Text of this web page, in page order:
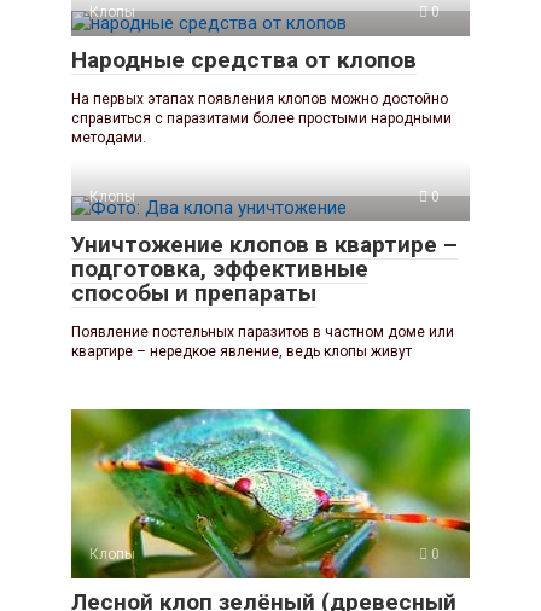
Клопы 0
Народные средства от клопов
На первых этапах появления клопов можно достойно
справиться с паразитами более простыми народными
методами.
Клопы 0
Уничтожение клопов в квартире –
подготовка, эффективные
способы и препараты
Появление постельных паразитов в частном доме или
квартире – нередкое явление, ведь клопы живут
Клопы 0
Лесной клоп зелёный (древесный